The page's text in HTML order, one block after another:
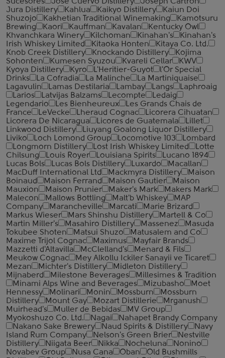
Jura Distillery
Kahlua Kaikyo Distillery
Kaiun Doi
Shuzojo
Kakhetian Traditional Winemaking
Kamotsuru
Brewing
Kaori Kauffman Kavalan
Kentucky Owl
Khvanchkara Winery
Kilchoman Kinahan's
Kinahan's
Irish Whiskey Limited
Kitaoka Honten
Kitaya Co. Ltd.
Knob Creek Distillery
Knockando Distillery
Kojima
Sohonten
Kumesen Syuzou Kvareli Cellar
KWV
Kyoya Distillery
Kyro L'Heritier-Guyot
l'Or Special
Drinks
La Cofradia La Malinche
La Martiniquaise
Lagavulin
Lamas Destilaria Lambay Langs
Laphroaig
Larios
Latvijas Balzams Lecompte
Ledaig
Legendario
Les Bienheureux
Les Grands Chais de
France
LeVecke Lheraud Cognac
Licorera Cihuatan
Licorera De Nicaragua
Licores de Guatemala
Lillet
Linkwood Distillery
Liuyang Goalong Liquor Distillery
Liviko
Loch Lomond Group Locomotive 103
Lombard
Longmorn Distillery
Lost Irish Whiskey Limited
Lotte
Chilsung
Louis Royer Louisiana Spirits
Lucano 1894
Lucas Bols
Lucas Bols Distillery Luxardo
Macallan
MacDuff International Ltd
Mackmyra Distillery
Maison
Boinaud
Maison Ferrand Maison Gautier
Maison
Mauxion
Maison Prunier Maker's Mark
Makers Mark
Malecon
Mallows Bottling Malt'b Whiskey
MAP
Company
Marancheville Marcati
Marie Brizard
Markus Wieser
Mars Shinshu Distillery
Martell & Co
Martin Miller's
Masahiro Distillery Massenez
Masuda
Tokubee Shoten
Matsui Shuzo
Matusalem and Co
Maxime Trijol Cognac
Maximus
Mayfair Brands
Mazzetti d'Altavilla
McClelland's
Menard & Fils
Meukow Cognac
Mey Alkollu Ickiler Sanayii ve Ticaret
Mezan
Michter's Distillery
Midleton Distillery
Mijnaberd
Milestone Beverages
Millesimes & Tradition
Minami Alps Wine and Beverages
Mizubasho
Moet
Hennessy
Molinari Monin Mossburn
Mossburn
Distillery
Mount Gay Mozart Distillerie
Mrganush
Muirhead's
Muller de Bebidas
MV Group
Myokoshuzo Co. Ltd.
Nagai
Nahapet Brandy Company
Nakano Sake Brewery
Naud Spirits & Distillery
Navy
Island Rum Company
Nelson's Green Brier
Nestville
Distillery
Niigata Beer Nikka Nocheluna
Nonino
Novabev Group
Nusa Cana Oban
Old Bushmills